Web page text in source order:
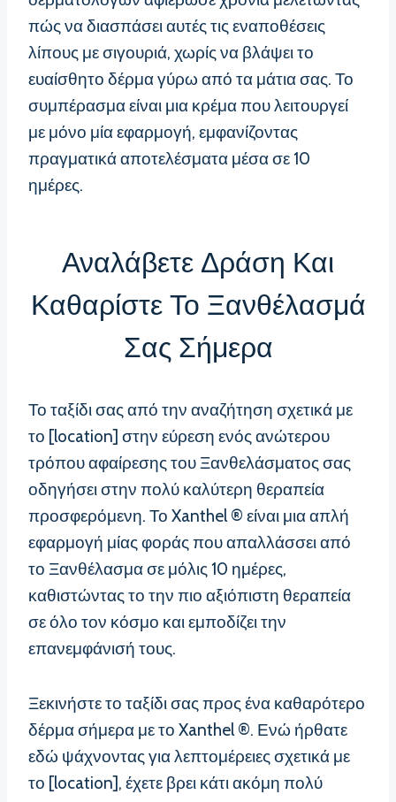
πώς να διασπάσει αυτές τις εναποθέσεις
λίπους με σιγουριά, χωρίς να βλάψει το
ευαίσθητο δέρμα γύρω από τα μάτια σας. Το
συμπέρασμα είναι μια κρέμα που λειτουργεί
με μόνο μία εφαρμογή, εμφανίζοντας
πραγματικά αποτελέσματα μέσα σε 10
ημέρες.
Αναλάβετε Δράση Και
Καθαρίστε Το Ξανθέλασμά
Σας Σήμερα
Το ταξίδι σας από την αναζήτηση σχετικά με
το [location] στην εύρεση ενός ανώτερου
τρόπου αφαίρεσης του Ξανθελάσματος σας
οδηγήσει στην πολύ καλύτερη θεραπεία
προσφερόμενη. Το Xanthel ® είναι μια απλή
εφαρμογή μίας φοράς που απαλλάσσει από
το Ξανθέλασμα σε μόλις 10 ημέρες,
καθιστώντας το την πιο αξιόπιστη θεραπεία
σε όλο τον κόσμο και εμποδίζει την
επανεμφάνισή τους.
Ξεκινήστε το ταξίδι σας προς ένα καθαρότερο
δέρμα σήμερα με το Xanthel ®. Ενώ ήρθατε
εδώ ψάχνοντας για λεπτομέρειες σχετικά με
το [location], έχετε βρει κάτι ακόμη πολύ